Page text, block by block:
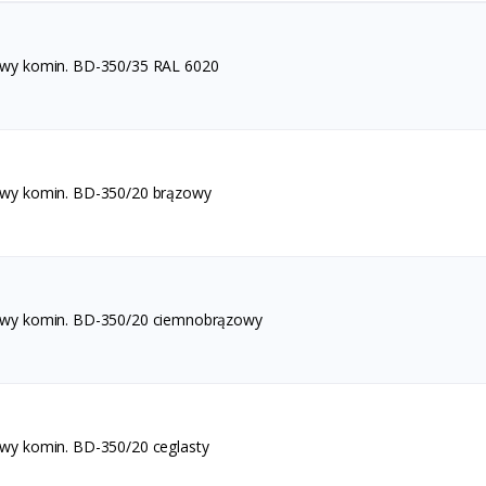
komin. BD-350/35 RAL 6020
komin. BD-350/20 brązowy
komin. BD-350/20 ciemnobrązowy
komin. BD-350/20 ceglasty